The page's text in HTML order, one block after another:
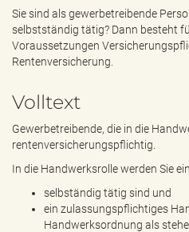
Sie sind als gewerbetreibende
selbstständig tätig? Dann besteht
Voraussetzungen
Rentenversicherung.
Volltext
Gewerbetreibende, die in die
rentenversicherungspflichtig.
In die Handwerksrolle werden Sie
selbständig tätig sind und
ein zulassungspflichtiges
Handwerksordnung als